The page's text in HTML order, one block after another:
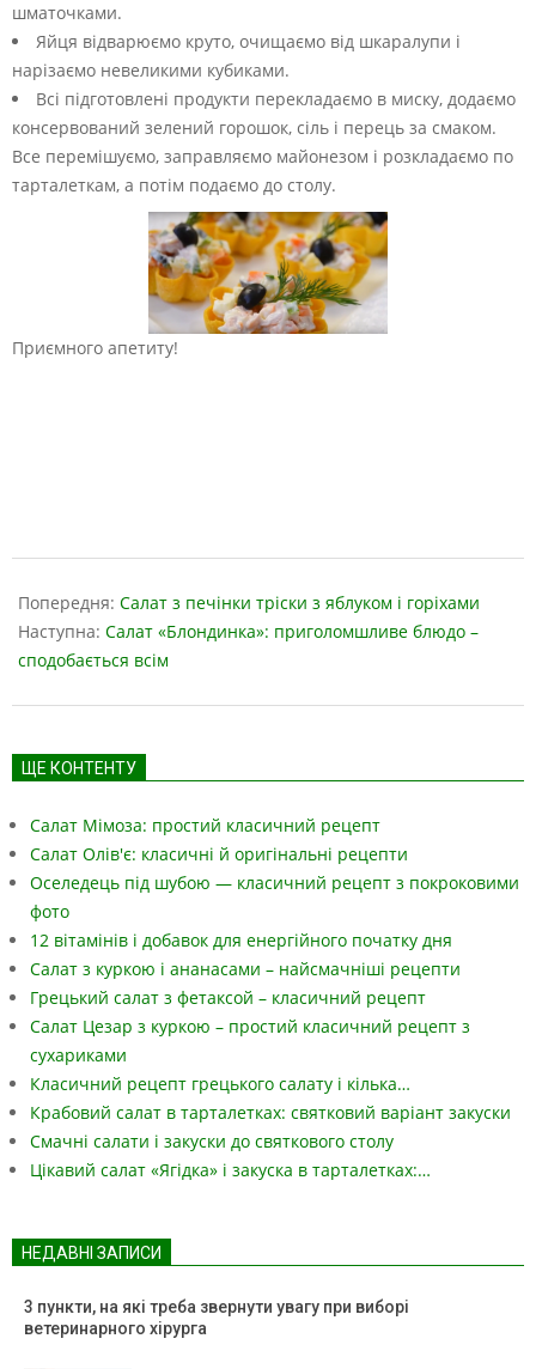
шматочками.
Яйця відварюємо круто, очищаємо від шкаралупи і
нарізаємо невеликими кубиками.
Всі підготовлені продукти перекладаємо в миску, додаємо
консервований зелений горошок, сіль і перець за смаком.
Все перемішуємо, заправляємо майонезом і розкладаємо по
тарталеткам, а потім подаємо до столу.
Приємного апетиту!
05-
16
Попередня: Салат з печінки тріски з яблуком і горіхами
Наступна: Салат «Блондинка»: приголомшливе блюдо –
сподобається всім
ЩЕ КОНТЕНТУ
Салат Мімоза: простий класичний рецепт
Салат Олів'є: класичні й оригінальні рецепти
Оселедець під шубою — класичний рецепт з покроковими
фото
12 вітамінів і добавок для енергійного початку дня
Салат з куркою і ананасами – найсмачніші рецепти
Грецький салат з фетаксой – класичний рецепт
Салат Цезар з куркою – простий класичний рецепт з
сухариками
Класичний рецепт грецького салату і кілька…
Крабовий салат в тарталетках: святковий варіант закуски
Смачні салати і закуски до святкового столу
Цікавий салат «Ягідка» і закуска в тарталетках:…
НЕДАВНІ ЗАПИСИ
3 пункти, на які треба звернути увагу при виборі
ветеринарного хірурга